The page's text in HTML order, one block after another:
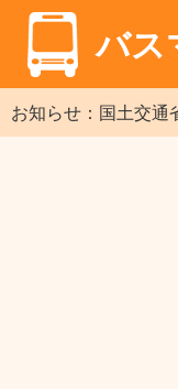
バス
お知らせ：国土交通